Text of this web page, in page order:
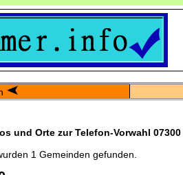
und Orte zur Telefon-Vorwahl 07300
1 Gemeinden gefunden.